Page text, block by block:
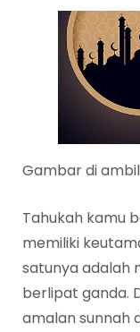
Gambar di
Tahukah kamu
memiliki
satunya adalah
berlipat ganda.
amalan sunnah